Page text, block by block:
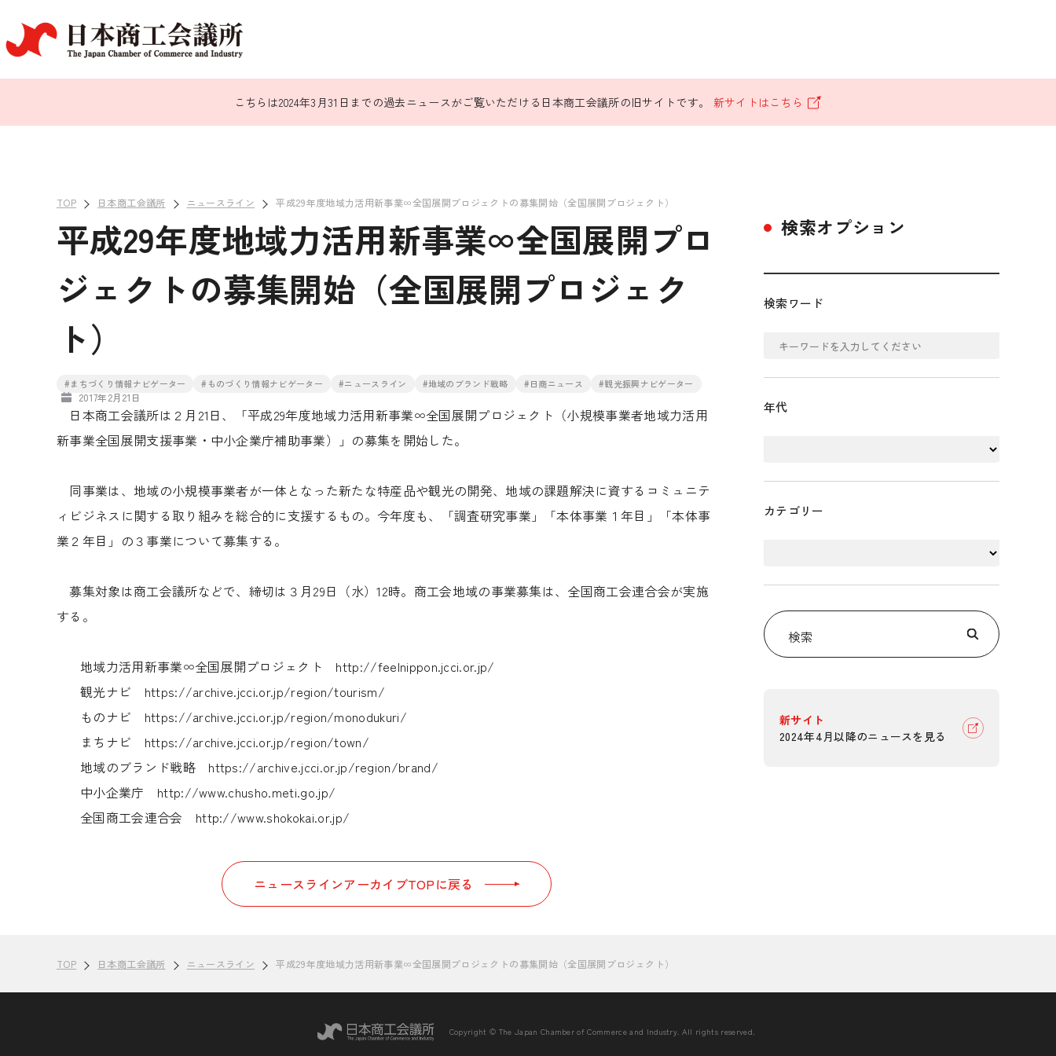
こちらは2024年3月31日までの過去ニュースがご覧いただける日本商工会議所の旧サイトです。 新サイトはこちら
TOP 日本商工会議所 ニュースライン 平成29年度地域力活用新事業∞全国展開プロジェクトの募集開始（全国展開プロジェクト）
平成29年度地域力活用新事業∞全国展開プロ
ジェクトの募集開始（全国展開プロジェク
ト）
#まちづくり情報ナビゲーター #ものづくり情報ナビゲーター #ニュースライン #地域のブランド戦略 #日商ニュース #観光振興ナビゲーター
2017年2月21日
日本商工会議所は２月21日、「平成29年度地域力活用新事業∞全国展開プロジェクト（小規模事業者地域力活用
新事業全国展開支援事業・中小企業庁補助事業）」の募集を開始した。
同事業は、地域の小規模事業者が一体となった新たな特産品や観光の開発、地域の課題解決に資するコミュニテ
ィビジネスに関する取り組みを総合的に支援するもの。今年度も、「調査研究事業」「本体事業１年目」「本体事
業２年目」の３事業について募集する。
募集対象は商工会議所などで、締切は３月29日（水）12時。商工会地域の事業募集は、全国商工会連合会が実施
する。
地域力活用新事業∞全国展開プロジェクト http://feelnippon.jcci.or.jp/
観光ナビ https://archive.jcci.or.jp/region/tourism/
ものナビ https://archive.jcci.or.jp/region/monodukuri/
まちナビ https://archive.jcci.or.jp/region/town/
地域のブランド戦略 https://archive.jcci.or.jp/region/brand/
中小企業庁 http://www.chusho.meti.go.jp/
全国商工会連合会 http://www.shokokai.or.jp/
ニュースラインアーカイブTOPに戻る
検索オプション
検索ワード
年代
カテゴリー
検索
新サイト
2024年4月以降のニュースを見る
TOP 日本商工会議所 ニュースライン 平成29年度地域力活用新事業∞全国展開プロジェクトの募集開始（全国展開プロジェクト）
Copyright © The Japan Chamber of Commerce and Industry. All rights reserved.